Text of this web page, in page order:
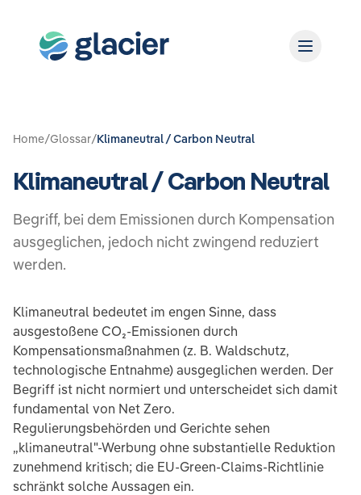
Home/Glossar/Klimaneutral / Carbon Neutral
Klimaneutral / Carbon Neutral
Begriff, bei dem Emissionen durch Kompensation
ausgeglichen, jedoch nicht zwingend reduziert
werden.
Klimaneutral bedeutet im engen Sinne, dass
ausgestoßene CO₂-Emissionen durch
Kompensationsmaßnahmen (z. B. Waldschutz,
technologische Entnahme) ausgeglichen werden. Der
Begriff ist nicht normiert und unterscheidet sich damit
fundamental von Net Zero.
Regulierungsbehörden und Gerichte sehen
„klimaneutral"-Werbung ohne substantielle Reduktion
zunehmend kritisch; die EU-Green-Claims-Richtlinie
schränkt solche Aussagen ein.